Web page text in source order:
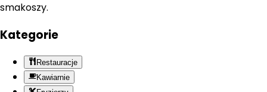
smakoszy.
Kategorie
Restauracje
Kawiarnie